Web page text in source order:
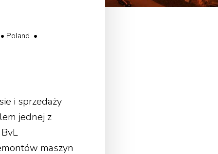
Poland •
i sprzedaży
jednej z
maszyn